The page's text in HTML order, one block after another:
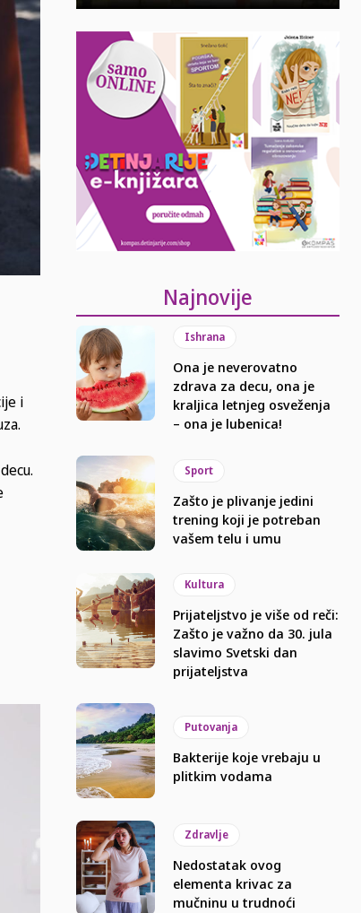
i
Najnovije
Ishrana
Ona je neverovatno
zdrava za decu, ona je
kraljica letnjeg osveženja
– ona je lubenica!
Sport
Zašto je plivanje jedini
trening koji je potreban
vašem telu i umu
Kultura
Prijateljstvo je više od reči:
Zašto je važno da 30. jula
slavimo Svetski dan
prijateljstva
Putovanja
Bakterije koje vrebaju u
plitkim vodama
Zdravlje
Nedostatak ovog
elementa krivac za
mučninu u trudnoći